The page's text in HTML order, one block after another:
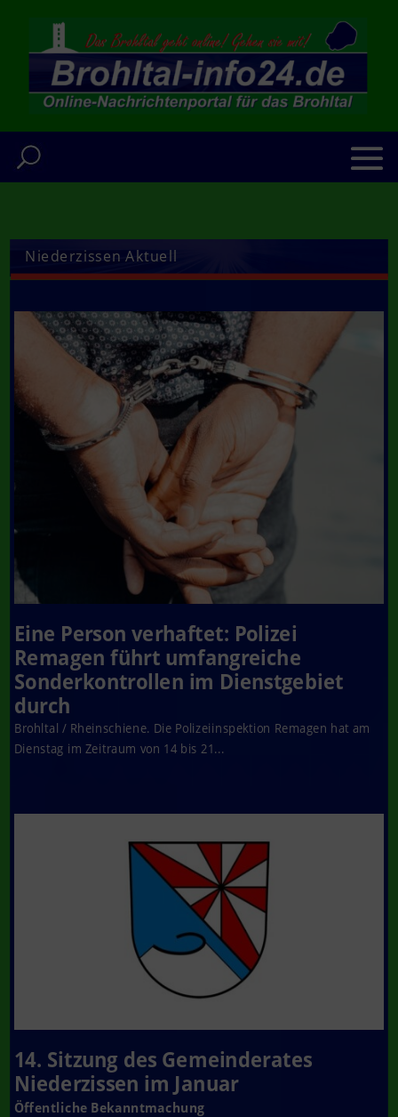
Niederzissen Aktuell
Eine Person verhaftet: Polizei
Remagen führt umfangreiche
Sonderkontrollen im Dienstgebiet
durch
Brohltal / Rheinschiene. Die Polizeiinspektion Remagen hat am
Dienstag im Zeitraum von 14 bis 21...
14. Sitzung des Gemeinderates
Niederzissen im Januar
Öffentliche Bekanntmachung